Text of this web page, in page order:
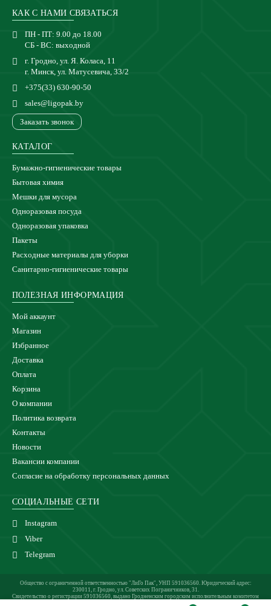
КАК С НАМИ СВЯЗАТЬСЯ
ПН - ПТ: 9.00 до 18.00
СБ - ВС: выходной
г. Гродно, ул. Я. Коласа, 11
г. Минск, ул. Матусевича, 33/2
+375(33) 630-90-50
sales@ligopak.by
Заказать звонок
КАТАЛОГ
Бумажно-гигиенические товары
Бытовая химия
Мешки для мусора
Одноразовая посуда
Одноразовая упаковка
Пакеты
Расходные материалы для уборки
Санитарно-гигиенические товары
ПОЛЕЗНАЯ ИНФОРМАЦИЯ
Мой аккаунт
Магазин
Избранное
Доставка
Оплата
Корзина
О компании
Политика возврата
Контакты
Новости
Вакансии компании
Согласие на обработку персональных данных
СОЦИАЛЬНЫЕ СЕТИ
Instagram
Viber
Telegram
Общество с ограниченной ответственностью "ЛиГо Пак", УНП 591036560. Юридический адрес:
230011, г. Гродно, ул. Советских Пограничников, 31.
Свидетельство о регистрации 591036560, выдано Гродненским городским исполнительным комитетом